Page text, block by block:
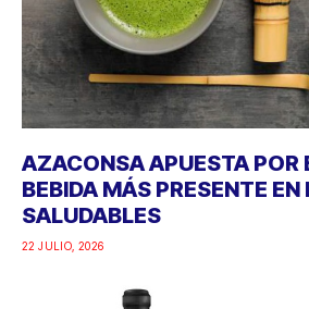
AZACONSA APUESTA POR
BEBIDA MÁS PRESENTE
SALUDABLES
22 JULIO, 2026